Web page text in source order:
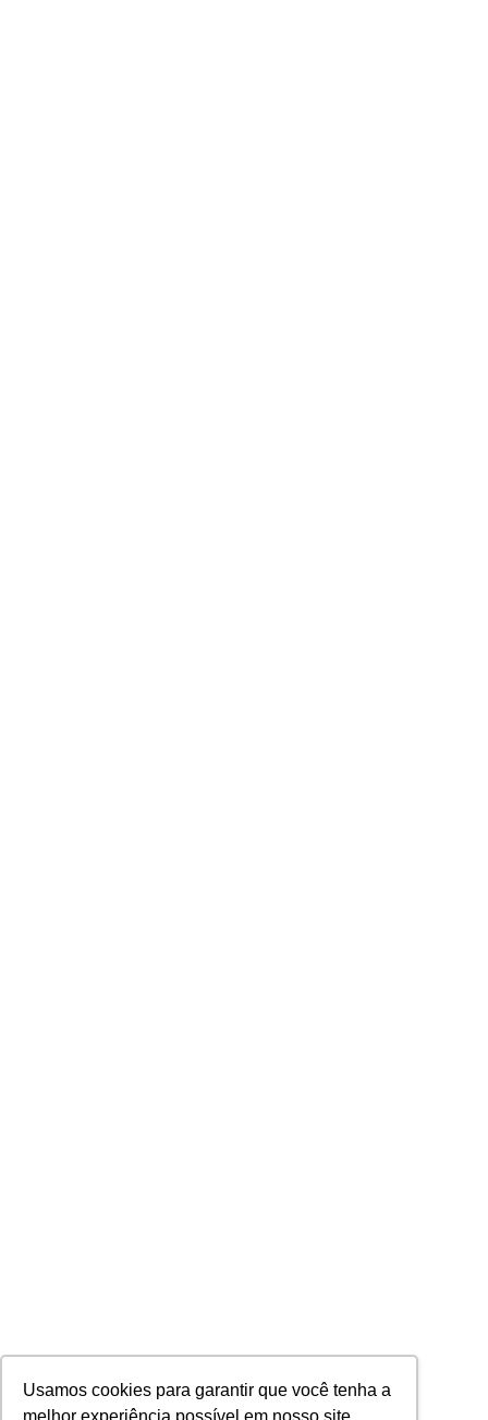
Usamos cookies para garantir que você tenha a
melhor experiência possível em nosso site.